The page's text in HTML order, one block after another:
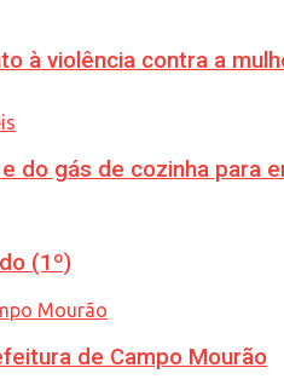
à violência contra a
do gás de cozinha para
(1º)
de Campo Mourão